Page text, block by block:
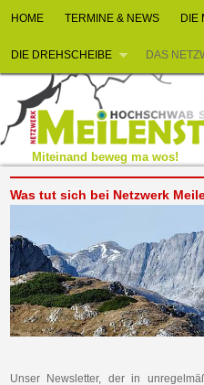
HOME TERMINE & NEWS DIE
DIE DREHSCHEIBE DAS
Miteinand beweg ma wos!
Was tut sich bei Netzwerk
Unser Newsletter, der in